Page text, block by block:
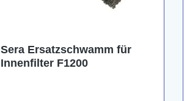
Sera Ersatzschwamm für
Innenfilter F1200